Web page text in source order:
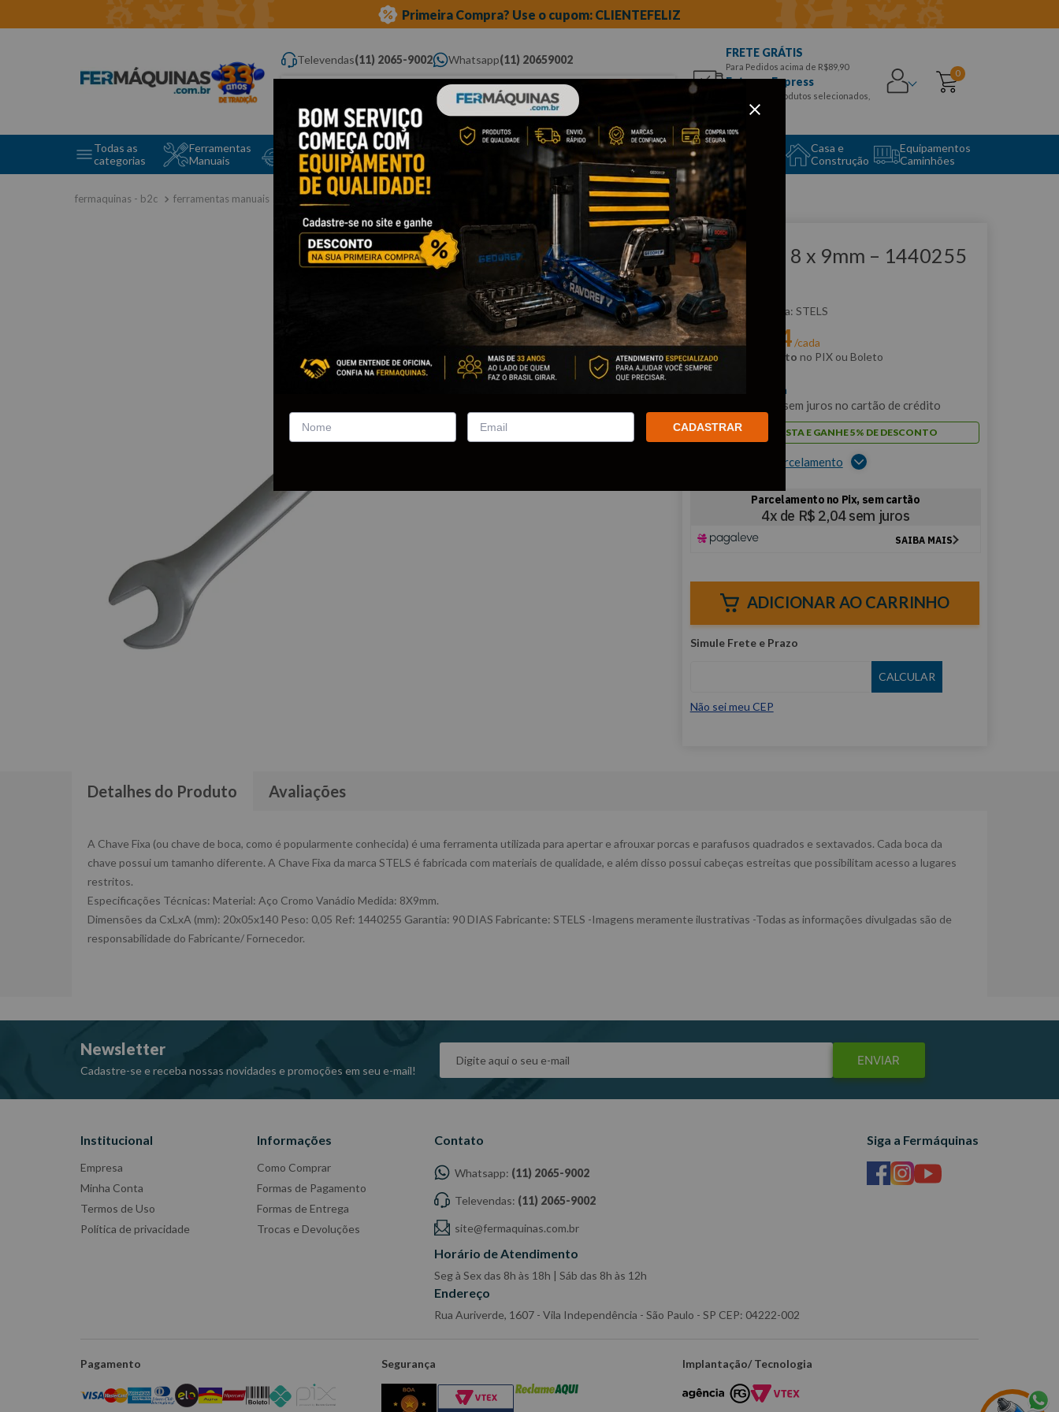
Primeira Compra? Use o cupom: CLIENTEFELIZ
Televendas(11) 2065-9002 Whatsapp(11) 20659002
Digite aqui o que você procura...
FRETE GRÁTIS
Para Pedidos acima de R$89,90
Entrega Express
para CEPS e produtos selecionados,
Aproveite!
0
Todas as
categorias
Ferramentas
Manuais
Ferramentas Elétricas
e Máquinas
Ferramentas
Ferramentas
Automotivas Especiais
Equipamento
Auto Center
Casa e
Construção
Equipamentos
Caminhões
ferramentas manuais chave fixa
Clique e veja!
Chave Fixa 8 x 9mm – 1440255
STELS
:1440255 STELS
Por:R$ 74/cada
com5% de desconto no PIX ou Boleto
/cada
sem juros no cartão de crédito
PAGUE À VISTA E GANHE 5% DE DESCONTO
Ver opções de parcelamento
ADICIONAR AO CARRINHO
Não sei meu CEP
Detalhes do Produto Avaliações
A Chave Fixa (ou chave de boca, como é popularmente conhecida) é uma ferramenta utilizada para apertar e afrouxar porcas e parafusos quadrados e sextavados. Cada boca da
chave possui um tamanho diferente. A Chave Fixa da marca STELS é fabricada com materiais de qualidade, e além disso possui cabeças estreitas que possibilitam acesso a lugares
restritos.
Especificações Técnicas: Material: Aço Cromo Vanádio Medida: 8X9mm.
Dimensões da CxLxA (mm): 20x05x140 Peso: 0,05 Ref: 1440255 Garantia: 90 DIAS Fabricante: STELS -Imagens meramente ilustrativas -Todas as informações divulgadas são de
responsabilidade do Fabricante/ Fornecedor.
Newsletter
Cadastre-se e receba nossas novidades e promoções em seu e-mail!
ENVIAR
Institucional
Empresa
Minha Conta
Termos de Uso
Política de privacidade
Informações
Como Comprar
Formas de Pagamento
Formas de Entrega
Trocas e Devoluções
Contato
Whatsapp: (11) 2065-9002
Televendas: (11) 2065-9002
site@fermaquinas.com.br
Horário de Atendimento
Seg à Sex das 8h às 18h | Sáb das 8h às 12h
Endereço
Rua Auriverde, 1607 - Vila Independência - São Paulo - SP CEP: 04222-002
Siga a Fermáquinas
Pagamento Segurança Implantação/ Tecnologia
CADASTRAR